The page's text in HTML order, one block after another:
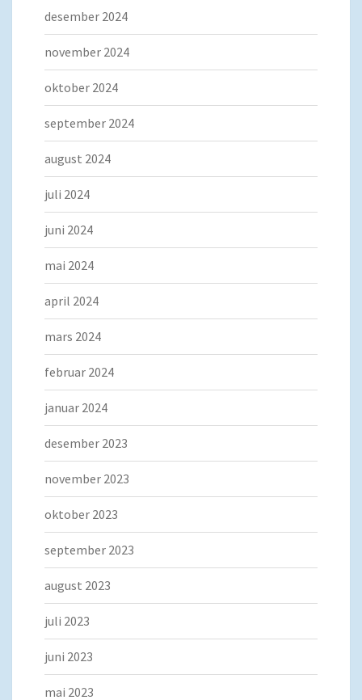
desember 2024
november 2024
oktober 2024
september 2024
august 2024
juli 2024
juni 2024
mai 2024
april 2024
mars 2024
februar 2024
januar 2024
desember 2023
november 2023
oktober 2023
september 2023
august 2023
juli 2023
juni 2023
mai 2023